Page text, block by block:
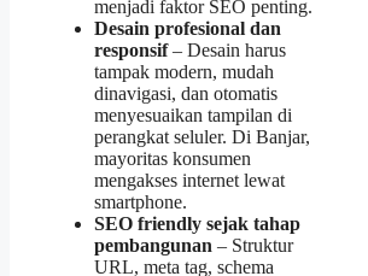
menjadi faktor SEO penting.
Desain profesional dan
responsif– Desain harus
tampak modern, mudah
dinavigasi, dan otomatis
menyesuaikan tampilan di
perangkat seluler. Di Banjar,
mayoritas konsumen
mengakses internet lewat
smartphone.
SEO friendly sejak tahap
pembangunan – Struktur
URL, meta tag, schema